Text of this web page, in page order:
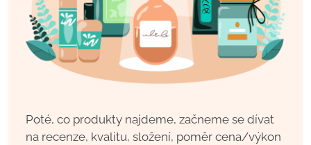
Poté, co produkty najdeme, začneme se dívat
na recenze, kvalitu, složení, poměr cena/výkon